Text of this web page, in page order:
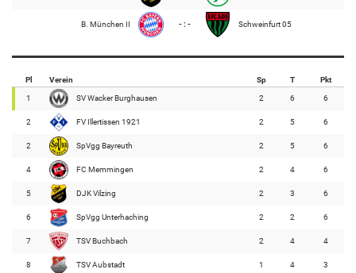
B. München II - : - Schweinfurt 05
Pl Verein Sp T Pkt
1 SV Wacker Burghausen 2 6 6
2 FV Illertissen 1921 2 5 6
2 SpVgg Bayreuth 2 5 6
4 FC Memmingen 2 4 6
5 DJK Vilzing 2 3 6
6 SpVgg Unterhaching 2 2 6
7 TSV Buchbach 2 4 4
8 TSV Aubstadt 1 4 3